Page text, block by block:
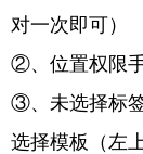
对一次即可）
②、位置权限
③、未选择标
选择模板（左